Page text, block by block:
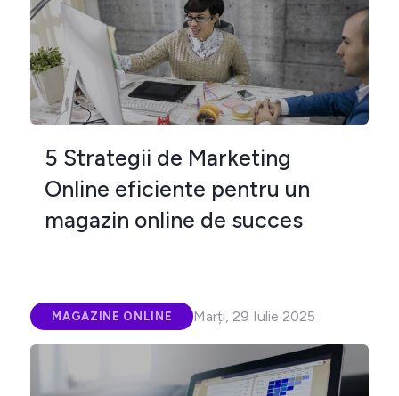
5 Strategii de Marketing
Online eficiente pentru un
magazin online de succes
MAGAZINE ONLINE Marți, 29 Iulie 2025